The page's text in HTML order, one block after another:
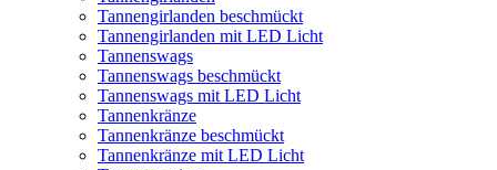
Tannengirlanden beschmückt
Tannengirlanden mit LED Licht
Tannenswags
Tannenswags beschmückt
Tannenswags mit LED Licht
Tannenkränze
Tannenkränze beschmückt
Tannenkränze mit LED Licht